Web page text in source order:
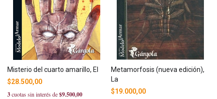
Misterio del cuarto amarillo, El
$28.500,00
3cuotas sin interés de$9.500,00
Metamorfosis (nueva edición),
La
$19.000,00